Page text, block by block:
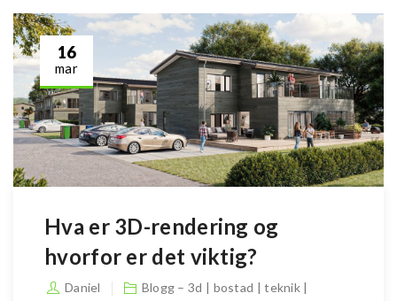
16
mar
Hva er 3D-rendering og
hvorfor er det viktig?
Daniel
Blogg – 3d | bostad | teknik |